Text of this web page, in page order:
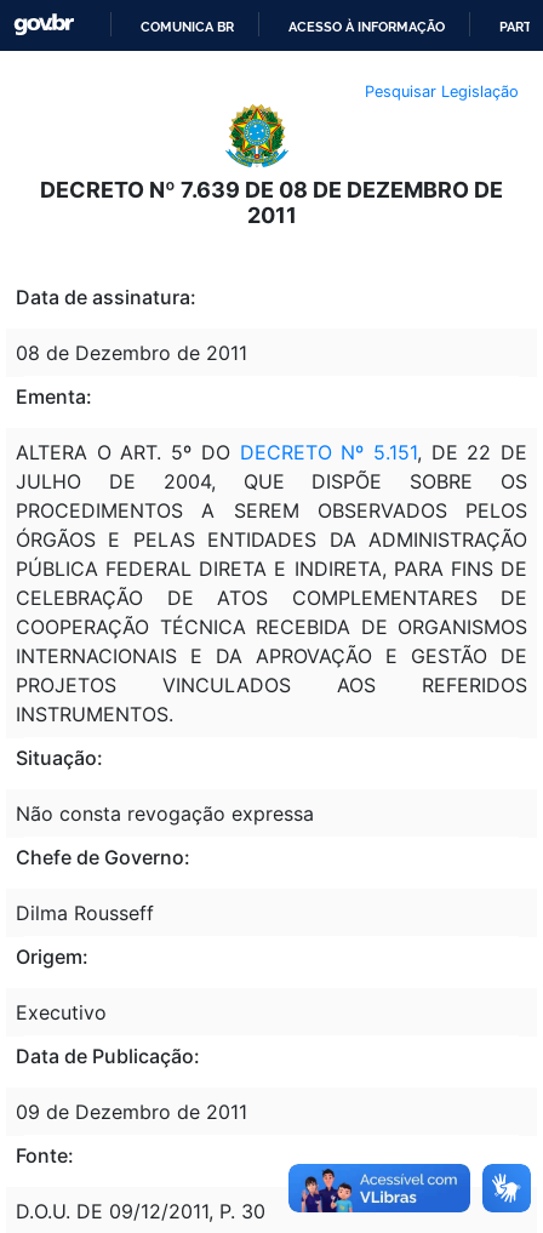
O
CONTEÚDO
COMUNICA BR ACESSO À INFORMAÇÃO
Pesquisar Legislação
DECRETO Nº 7.639 DE 08 DE DEZEMBRO DE
2011
Data de assinatura:
08 de Dezembro de 2011
Ementa:
ALTERA O ART. 5º DO DECRETO Nº 5.151, DE 22 DE
JULHO DE 2004, QUE DISPÕE SOBRE OS
PROCEDIMENTOS A SEREM OBSERVADOS PELOS
ÓRGÃOS E PELAS ENTIDADES DA ADMINISTRAÇÃO
PÚBLICA FEDERAL DIRETA E INDIRETA, PARA FINS DE
CELEBRAÇÃO DE ATOS COMPLEMENTARES DE
COOPERAÇÃO TÉCNICA RECEBIDA DE ORGANISMOS
INTERNACIONAIS E DA APROVAÇÃO E GESTÃO DE
PROJETOS VINCULADOS AOS REFERIDOS
INSTRUMENTOS.
Situação:
Não consta revogação expressa
Chefe de Governo:
Dilma Rousseff
Origem:
Executivo
Data de Publicação:
09 de Dezembro de 2011
Fonte:
D.O.U. DE 09/12/2011, P. 30